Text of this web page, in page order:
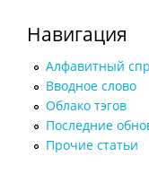
Навигация
Алфавитный
Вводное слово
Облако тэгов
Последние
Прочие статьи